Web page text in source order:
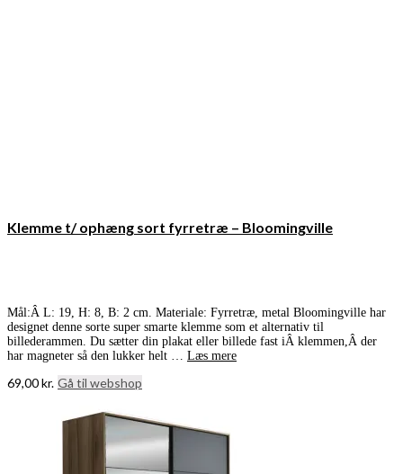
Klemme t/ ophæng sort fyrretræ – Bloomingville
Mål:Â L: 19, H: 8, B: 2 cm. Materiale: Fyrretræ, metal Bloomingville har
designet denne sorte super smarte klemme som et alternativ til
billederammen. Du sætter din plakat eller billede fast iÂ klemmen,Â der
har magneter så den lukker helt … Læs mere
69,00kr. Gå til webshop